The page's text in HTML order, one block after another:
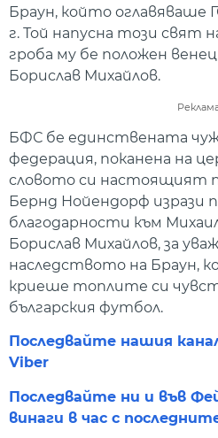
Браун, който оглавяваше
г. Той напусна този свят
гроба му бе положен
Борислав Михайлов.
БФС бе единствената
федерация, поканена на
словото си настоящият
Бернд Нойендорф изрази
благодарности към
Борислав Михайлов, за
наследството на Браун,
криеше топлите си
българския футбол.
Последвайте нашия
Viber
Последвайте ни и във
винаги в час с